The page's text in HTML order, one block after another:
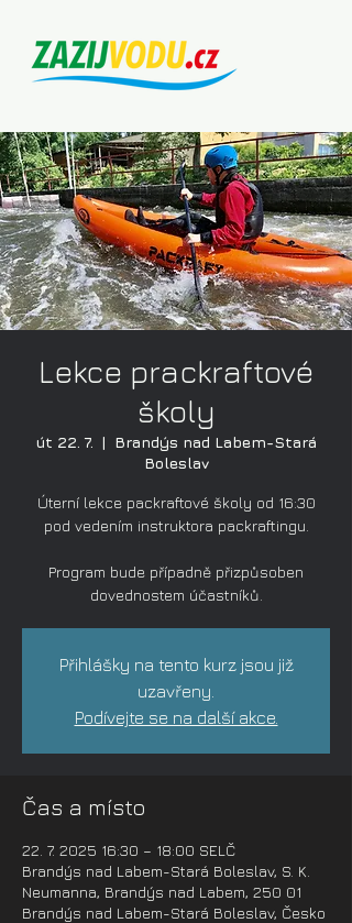
Lekce prackraftové
školy
út 22. 7.
  |
Brandýs nad Labem-Stará
Boleslav
Úterní lekce packraftové školy od 16:30
pod vedením instruktora packraftingu.
Program bude případně přizpůsoben
dovednostem účastníků.
Přihlášky na tento kurz jsou již
uzavřeny.
Podívejte se na další akce.
Čas a místo
22. 7. 2025 16:30 – 18:00 SELČ
Brandýs nad Labem-Stará Boleslav, S. K.
Neumanna, Brandýs nad Labem, 250 01
Brandýs nad Labem-Stará Boleslav, Česko